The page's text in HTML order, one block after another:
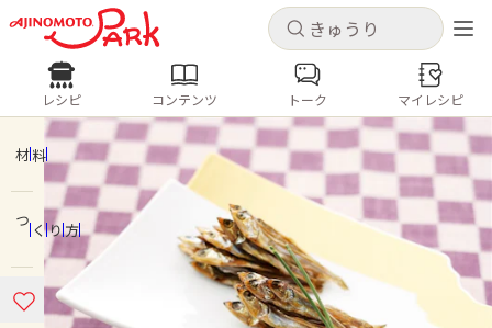
キャンセル
ログインするとレシピを保存できます
ログイン 新規登録
コンテンツ
キャンセル
レシピ コンテンツ
人気の食材・レシピ
きゅうり なす トマト
とうもろこし
みょうが ゴーヤ
レシピ コンテンツ トーク マイレシピ
材料
つくり方